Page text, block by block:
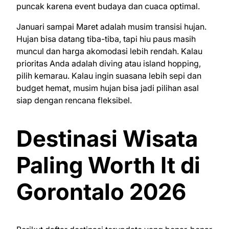
puncak karena event budaya dan cuaca optimal.
Januari sampai Maret adalah musim transisi hujan.
Hujan bisa datang tiba-tiba, tapi hiu paus masih
muncul dan harga akomodasi lebih rendah. Kalau
prioritas Anda adalah diving atau island hopping,
pilih kemarau. Kalau ingin suasana lebih sepi dan
budget hemat, musim hujan bisa jadi pilihan asal
siap dengan rencana fleksibel.
Destinasi Wisata
Paling Worth It di
Gorontalo 2026